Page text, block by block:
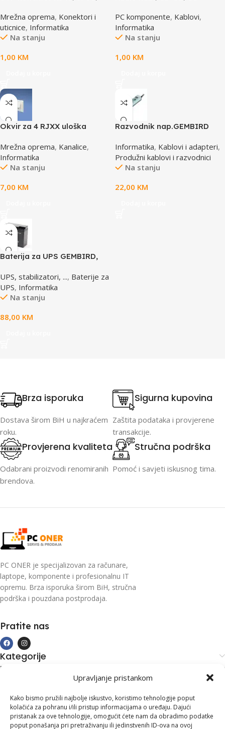
Upravljanje pristankom
Kako bismo pružili najbolje iskustvo, koristimo tehnologije poput
kolačića za pohranu i/ili pristup informacijama o uređaju. Dajući
pristanak za ove tehnologije, omogućit ćete nam da obradimo podatke
poput ponašanja pri pretraživanju ili jedinstvenih ID-ova na ovoj
Mrežna oprema, Konektori i
uticnice, Informatika
Na stanju
1,00 KM
PC komponente, Kablovi,
Informatika
Na stanju
1,00 KM
Okvir za 4 RJXX uloška
Mrežna oprema, Kanalice,
Informatika
Na stanju
7,00 KM
Razvodnik nap.GEMBIRD
prekidač, 1,8M, osigurač,
prenaponska zaštita
Informatika, Kablovi i adapteri,
Produžni kablovi i razvodnici
Na stanju
22,00 KM
Baterija za UPS GEMBIRD,
UPS, stabilizatori, ..., Baterije za
UPS, Informatika
Na stanju
88,00 KM
Brza isporuka
Dostava širom BiH u najkraćem
roku.
Sigurna kupovina
Zaštita podataka i provjerene
transakcije.
Provjerena kvaliteta
Odabrani proizvodi renomiranih
brendova.
Stručna podrška
Pomoć i savjeti iskusnog tima.
PC ONER je specijalizovan za računare,
laptope, komponente i profesionalnu IT
opremu. Brza isporuka širom BiH, stručna
podrška i pouzdana postprodaja.
Pratite nas
Kategorije
Kupovina i podrška
Kontakt informacije
Branilaca Bosne, 75 300 Lukavac